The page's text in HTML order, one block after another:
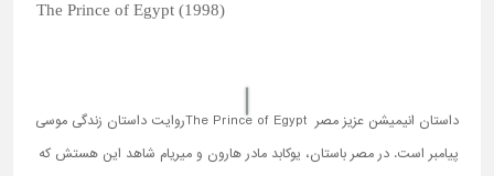
The Prince of Egypt (1998)
داستان انیمیشن عزیز مصر The Prince of Egyptروایت داستان زندگی موسی
پیامبر است. در مصر باستان، یوکابد مادر هارون و میریام شاهد این هستش که